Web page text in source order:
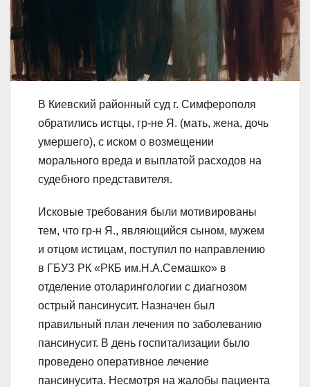
В Киевский районный суд г. Симферополя
обратились истцы, гр-не Я. (мать, жена, дочь
умершего), с иском о возмещении
морального вреда и выплатой расходов на
судебного представителя.
Исковые требования были мотивированы
тем, что гр-н Я., являющийся сыном, мужем
и отцом истицам, поступил по направлению
в ГБУЗ РК «РКБ им.Н.А.Семашко» в
отделение отоларингологии с диагнозом
острый пансинусит. Назначен был
правильный план лечения по заболеванию
пансинусит. В день госпитализации было
проведено оперативное лечение
пансинусита. Несмотря на жалобы пациента